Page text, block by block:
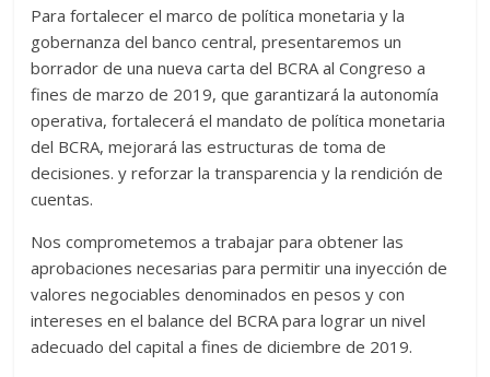
Para fortalecer el marco de política monetaria y la
gobernanza del banco central, presentaremos un
borrador de una nueva carta del BCRA al Congreso a
fines de marzo de 2019, que garantizará la autonomía
operativa, fortalecerá el mandato de política monetaria
del BCRA, mejorará las estructuras de toma de
decisiones. y reforzar la transparencia y la rendición de
cuentas.
Nos comprometemos a trabajar para obtener las
aprobaciones necesarias para permitir una inyección de
valores negociables denominados en pesos y con
intereses en el balance del BCRA para lograr un nivel
adecuado del capital a fines de diciembre de 2019.